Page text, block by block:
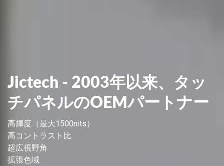
Jictech - 2003年以来、タッ
チパネルのOEMパートナー
高輝度（最大1500nits）
高コントラスト比
超広視野角
拡張色域